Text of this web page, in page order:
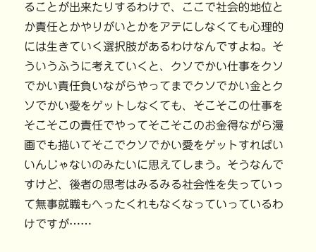
ることが出来たりするわけで、ここで社会的地位と
か責任とかやりがいとかをアテにしなくても心理的
には生きていく選択肢があるわけなんですよね。そ
ういうふうに考えていくと、クソでかい仕事をクソ
でかい責任負いながらやってまでクソでかい金とク
ソでかい愛をゲットしなくても、そこそこの仕事を
そこそこの責任でやってそこそこのお金得ながら漫
画でも描いてそこでクソでかい愛をゲットすればい
いんじゃないのみたいに思えてしまう。そうなんで
すけど、後者の思考はみるみる社会性を失っていっ
て無事就職もへったくれもなくなっていっているわ
けですが……